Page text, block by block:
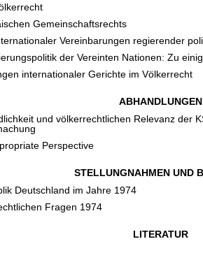
Gemeinschaftsrechts
Vereinbarungen regierender
der Vereinten Nationen: Zu
internationaler Gerichte im Völkerrecht
ABHANDLUNGEN
und völkerrechtlichen Relevanz der
Perspective
STELLUNGNAHMEN UND
Deutschland im Jahre 1974
Fragen 1974
LITERATUR